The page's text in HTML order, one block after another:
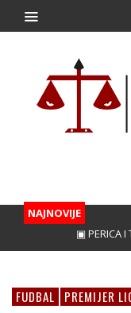
NAJNOVIJE
▣ PERICA I
FUDBAL PREMIJER